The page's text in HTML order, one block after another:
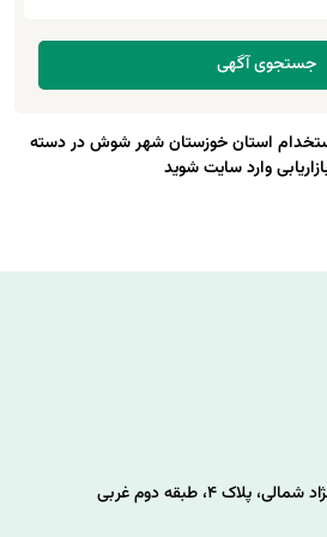
استان خوزستان شهر شوش در دسته
وارد سایت شوید
4، طبقه دوم غربی